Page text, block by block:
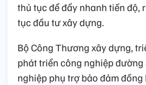
thủ tục để đẩy nhanh tiến độ,
tục đầu tư xây dựng.
Bộ Công Thương xây dựng,
phát triển công nghiệp đường
nghiệp phụ trợ bảo đảm đồng